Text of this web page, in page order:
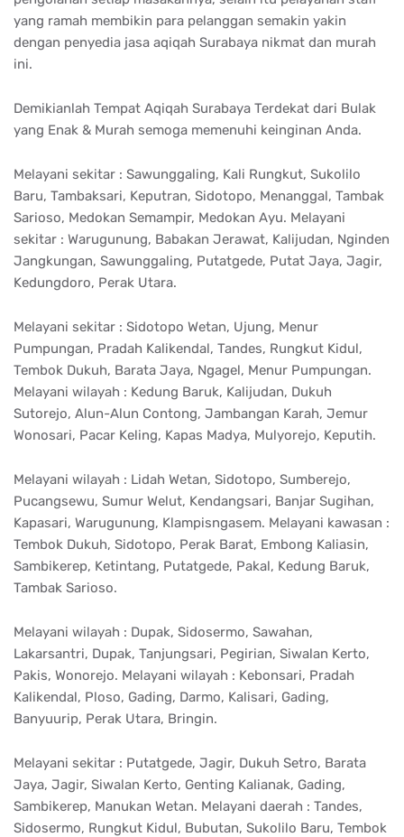
yang ramah membikin para pelanggan semakin yakin
dengan penyedia jasa aqiqah Surabaya nikmat dan murah
ini.
Demikianlah Tempat Aqiqah Surabaya Terdekat dari Bulak
yang Enak & Murah semoga memenuhi keinginan Anda.
Melayani sekitar : Sawunggaling, Kali Rungkut, Sukolilo
Baru, Tambaksari, Keputran, Sidotopo, Menanggal, Tambak
Sarioso, Medokan Semampir, Medokan Ayu. Melayani
sekitar : Warugunung, Babakan Jerawat, Kalijudan, Nginden
Jangkungan, Sawunggaling, Putatgede, Putat Jaya, Jagir,
Kedungdoro, Perak Utara.
Melayani sekitar : Sidotopo Wetan, Ujung, Menur
Pumpungan, Pradah Kalikendal, Tandes, Rungkut Kidul,
Tembok Dukuh, Barata Jaya, Ngagel, Menur Pumpungan.
Melayani wilayah : Kedung Baruk, Kalijudan, Dukuh
Sutorejo, Alun-Alun Contong, Jambangan Karah, Jemur
Wonosari, Pacar Keling, Kapas Madya, Mulyorejo, Keputih.
Melayani wilayah : Lidah Wetan, Sidotopo, Sumberejo,
Pucangsewu, Sumur Welut, Kendangsari, Banjar Sugihan,
Kapasari, Warugunung, Klampisngasem. Melayani kawasan :
Tembok Dukuh, Sidotopo, Perak Barat, Embong Kaliasin,
Sambikerep, Ketintang, Putatgede, Pakal, Kedung Baruk,
Tambak Sarioso.
Melayani wilayah : Dupak, Sidosermo, Sawahan,
Lakarsantri, Dupak, Tanjungsari, Pegirian, Siwalan Kerto,
Pakis, Wonorejo. Melayani wilayah : Kebonsari, Pradah
Kalikendal, Ploso, Gading, Darmo, Kalisari, Gading,
Banyuurip, Perak Utara, Bringin.
Melayani sekitar : Putatgede, Jagir, Dukuh Setro, Barata
Jaya, Jagir, Siwalan Kerto, Genting Kalianak, Gading,
Sambikerep, Manukan Wetan. Melayani daerah : Tandes,
Sidosermo, Rungkut Kidul, Bubutan, Sukolilo Baru, Tembok